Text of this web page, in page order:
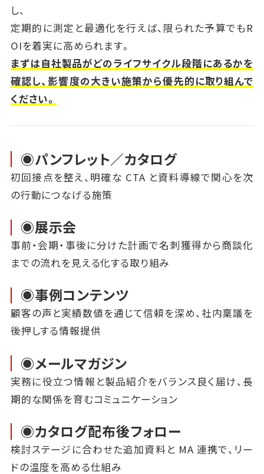
し、
定期的に測定と最適化を行えば、限られた予算でもR
OIを着実に高められます。
まずは自社製品がどのライフサイクル段階にあるかを
確認し、影響度の大きい施策から優先的に取り組んで
ください。
◉パンフレット／カタログ
初回接点を整え、明確な CTA と資料導線で関心を次
の行動につなげる施策
◉展示会
事前・会期・事後に分けた計画で名刺獲得から商談化
までの流れを見える化する取り組み
◉事例コンテンツ
顧客の声と実績数値を通じて信頼を深め、社内稟議を
後押しする情報提供
◉メールマガジン
実務に役立つ情報と製品紹介をバランス良く届け、長
期的な関係を育むコミュニケーション
◉カタログ配布後フォロー
検討ステージに合わせた追加資料と MA 連携で、リー
ドの温度を高める仕組み